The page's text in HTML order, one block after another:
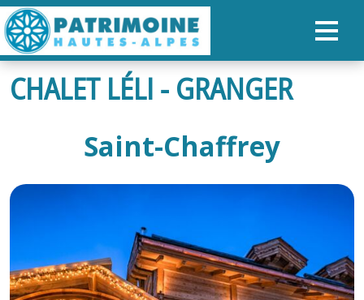
ACCUEIL
NOS PARCOURS
PATRIMOINE
ORGANISER SON SÉJOUR
CHALET LÉLI - GRANGER
Saint-Chaffrey